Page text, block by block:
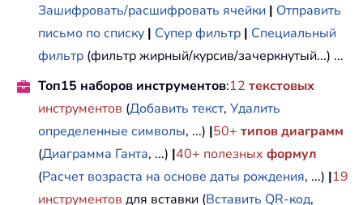
Зашифровать/расшифровать ячейки | Отправить
письмо по списку | Супер фильтр | Специальный
фильтр (фильтр жирный/курсив/зачеркнутый...) ...
Топ15 наборов инструментов:12 текстовых
инструментов (Добавить текст, Удалить
определенные символы, ...) |50+ типов диаграмм
(Диаграмма Ганта, ...) |40+ полезных формул
(Расчет возраста на основе даты рождения, ...) |19
инструментов для вставки (Вставить QR-код,